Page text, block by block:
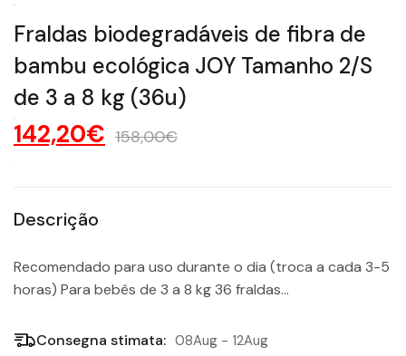
Fraldas biodegradáveis ​​de fibra de
bambu ecológica JOY Tamanho 2/S
de 3 a 8 kg (36u)
142,20€ 158,00€
Descrição
Recomendado para uso durante o dia (troca a cada 3-5
horas) Para bebês de 3 a 8 kg 36 fraldas...
Consegna stimata: 08Aug - 12Aug